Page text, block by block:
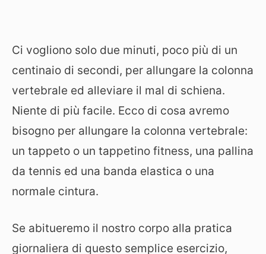
Ci vogliono solo due minuti, poco più di un
centinaio di secondi, per allungare la colonna
vertebrale ed alleviare il mal di schiena.
Niente di più facile. Ecco di cosa avremo
bisogno per allungare la colonna vertebrale:
un tappeto o un tappetino fitness, una pallina
da tennis ed una banda elastica o una
normale cintura.
Se abitueremo il nostro corpo alla pratica
giornaliera di questo semplice esercizio,